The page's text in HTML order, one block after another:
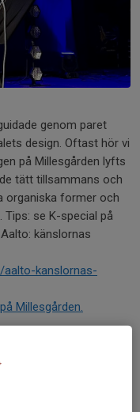
genom paret
design. Oftast hör vi
på Millesgården lyfts
tätt tillsammans och
organiska former och
Tips: se K-special på
känslornas
aalto-kanslornas-
Millesgården.